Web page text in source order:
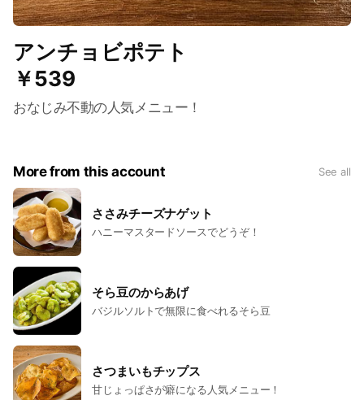
アンチョビポテト
￥539
おなじみ不動の人気メニュー！
More from this account See all
ささみチーズナゲット
ハニーマスタードソースでどうぞ！
そら豆のからあげ
バジルソルトで無限に食べれるそら豆
さつまいもチップス
甘じょっぱさが癖になる人気メニュー！